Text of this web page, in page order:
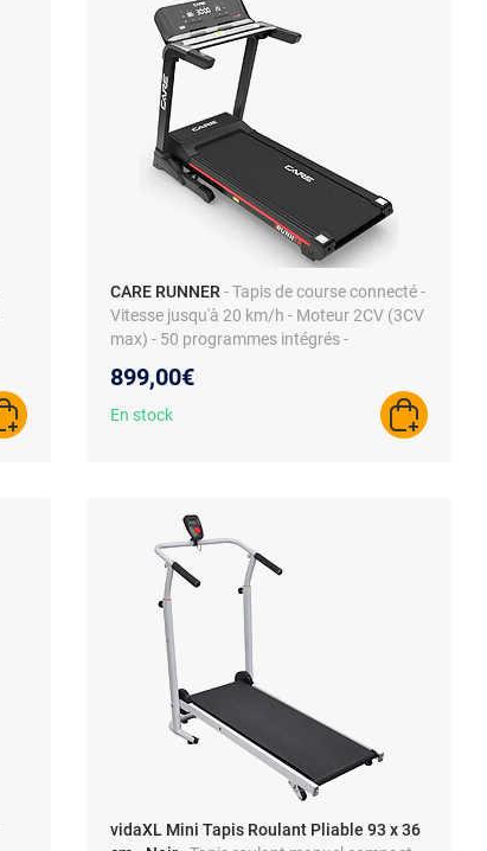
AJOUTER AU PANIER
CARE RUNNER- Tapis de course connecté -
Vitesse jusqu'à 20 km/h - Moteur 2CV (3CV
max) - 50 programmes intégrés -
899,00€
En stock
AJOUTER
vidaXL Mini Tapis Roulant Pliable 93 x 36